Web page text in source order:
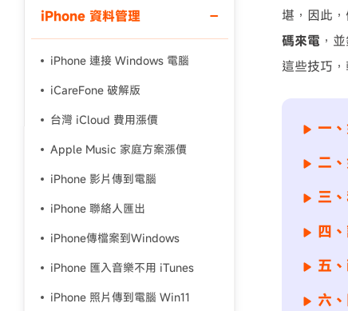
iPhone 資料管理
iPhone 連接 Windows 電腦
iCareFone 破解版
台灣 iCloud 費用漲價
Apple Music 家庭方案漲價
iPhone 影片傳到電腦
iPhone 聯絡人匯出
iPhone傳檔案到Windows
iPhone 匯入音樂不用 iTunes
iPhone 照片傳到電腦 Win11
堪，因此
碼來電 ，
這些技巧，
一
二
三
四
五
六